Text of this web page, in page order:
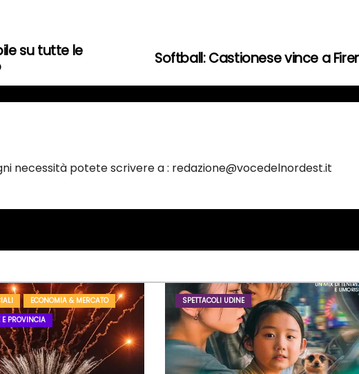
Softball: Castionese vince a
su tutte le
necessità potete scrivere a : redazione@vocedelnordest.it
ECONOMIA & MERCATO
E PROVINCIA
SPETTACOLI UDINE